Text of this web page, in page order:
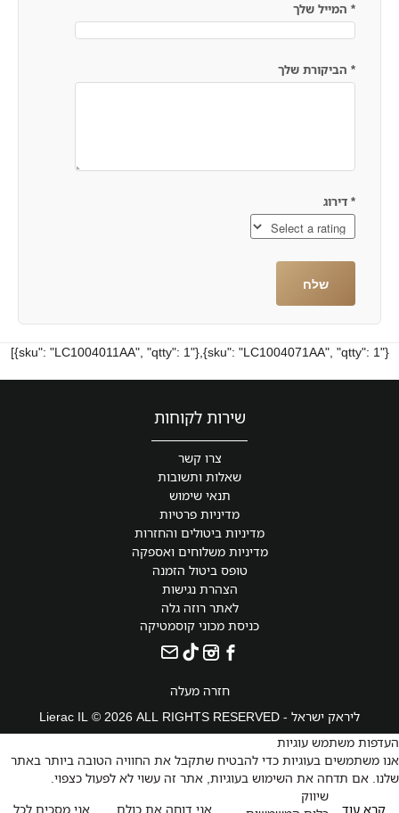
* המייל שלך
* הביקורת שלך
* דירוג
{"sku": "LC1004071AA", "qtty": 1},{"sku": "LC1004011AA", "qtty": 1}]
שירות לקוחות
צרו קשר
שאלות ותשובות
תנאי שימוש
מדיניות פרטיות
מדיניות ביטולים והחזרות
מדיניות משלוחים ואספקה
טופס ביטול הזמנה
הצהרת נגישות
לאתר רוזה גלה
כניסת מכוני קוסמטיקה
חזרה מעלה
ליראק ישראל - Lierac IL © 2026 ALL RIGHTS RESERVED
העדפות משתמש עוגיות
אנו משתמשים בעוגיות כדי להבטיח שתקבל את החוויה הטובה ביותר באתר
שלנו. אם תדחה את השימוש בעוגיות, אתר זה עשוי לא לפעול כצפוי.
אני מסכים לכל
אני דוחה את כולם קרא עוד
שיווק